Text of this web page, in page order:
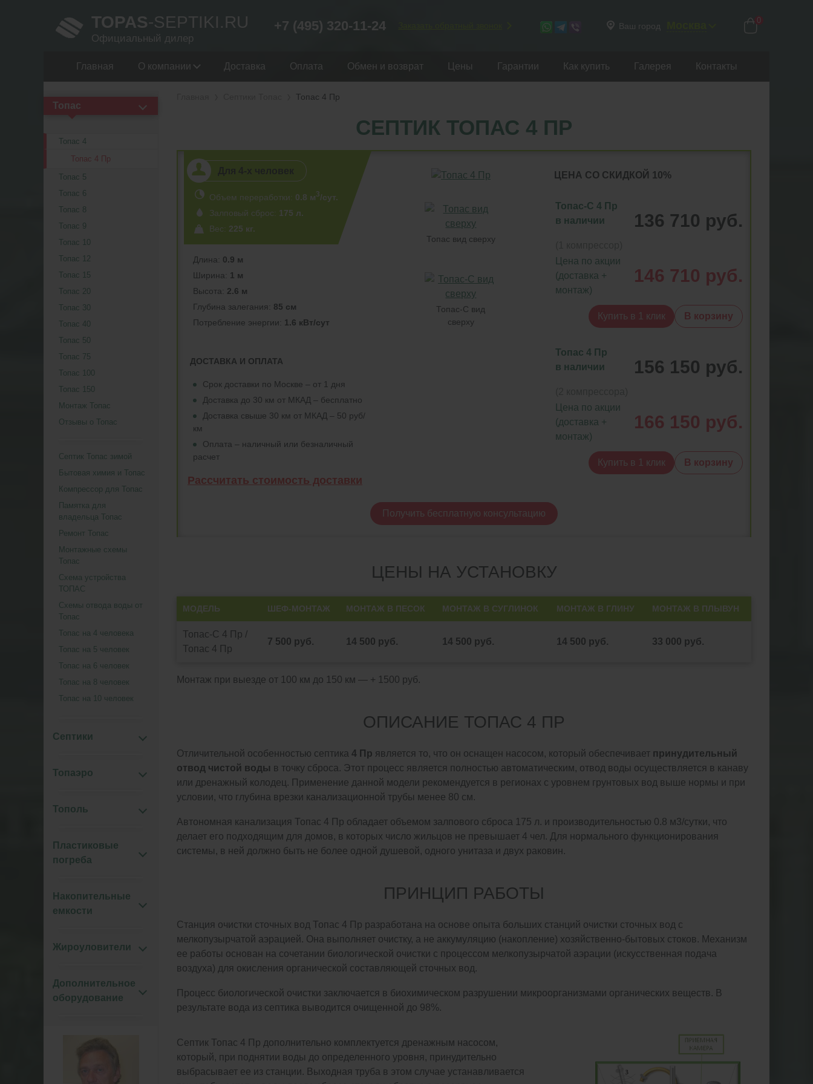
TOPAS-SEPTIKI.RU
Официальный дилер
+7 (495) 320-11-24 Ваш город
0
Главная О компании Доставка Оплата Обмен и возврат Цены Гарантии Как купить Галерея Контакты
Топас
Топас 4
Топас 4 Пр
Топас 5
Топас 6
Топас 8
Топас 9
Топас 10
Топас 12
Топас 15
Топас 20
Топас 30
Топас 40
Топас 50
Топас 75
Топас 100
Топас 150
Монтаж Топас
Отзывы о Топас
Септик Топас зимой
Бытовая химия и Топас
Компрессор для Топас
Памятка для
владельца Топас
Ремонт Топас
Монтажные схемы
Топас
Схема устройства
ТОПАС
Схемы отвода воды от
Топас
Топас на 4 человека
Топас на 5 человек
Топас на 6 человек
Топас на 8 человек
Топас на 10 человек
Септики
Топаэро
Тополь
Пластиковые
погреба
Накопительные
емкости
Жироуловители
Дополнительное
оборудование
Топас 4 Пр
СЕПТИК ТОПАС 4 ПР
ЦЕНА СО СКИДКОЙ 10%
Топас-С 4 Пр
в наличии
136 710 руб.
Цена по акции
(доставка +
монтаж)
146 710 руб.
Купить в 1 клик В корзину
Топас 4 Пр
в наличии
156 150 руб.
Цена по акции
(доставка +
монтаж)
166 150 руб.
Купить в 1 клик В корзину
Объем переработки: 0.8 м3/сут.
Залповый сброс: 175 л.
Вес: 225 кг.
Длина: 0.9 м
Ширина: 1 м
Высота: 2.6 м
Глубина залегания: 85 см
Потреблeние энергии: 1.6 кВт/сут
ДОСТАВКА И ОПЛАТА
Срок доставки по Москве – от 1 дня
Доставка до 30 км от МКАД – бесплатно
Доставка свыше 30 км от МКАД – 50 руб/
км
Оплата – наличный или безналичный
расчет
Рассчитать стоимость доставки
Топас вид сверху
Топас-С вид
сверху
Получить бесплатную консультацию
ЦЕНЫ НА УСТАНОВКУ
МОДЕЛЬ ШЕФ-МОНТАЖ МОНТАЖ В ПЕСОК МОНТАЖ В СУГЛИНОК МОНТАЖ В ГЛИНУ МОНТАЖ В ПЛЫВУН
Топас-С 4 Пр /
Топас 4 Пр
7 500 руб. 14 500 руб. 14 500 руб. 14 500 руб. 33 000 руб.
Монтаж при выезде от 100 км до 150 км — + 1500 руб.
ОПИСАНИЕ ТОПАС 4 ПР
Отличительной особенностью септика 4 Пр является то, что он оснащен насосом, который обеспечивает принудительный
отвод чистой воды в точку сброса. Этот процесс является полностью автоматическим, отвод воды осуществляется в канаву
или дренажный колодец. Применение данной модели рекомендуется в регионах с уровнем грунтовых вод выше нормы и при
условии, что глубина врезки канализационной трубы менее 80 см.
Автономная канализация Топас 4 Пр обладает объемом залпового сброса 175 л. и производительностью 0.8 м3/сутки, что
делает его подходящим для домов, в которых число жильцов не превышает 4 чел. Для нормального функционирования
системы, в ней должно быть не более одной душевой, одного унитаза и двух раковин.
ПРИНЦИП РАБОТЫ
Станция очистки сточных вод Топас 4 Пр разработана на основе опыта больших станций очистки сточных вод с
мелкопузырчатой аэрацией. Она выполняет очистку, а не аккумуляцию (накопление) хозяйственно-бытовых стоков. Механизм
ее работы основан на сочетании биологической очистки с процессом мелкопузырчатой аэрации (искусственная подача
воздуха) для окисления органической составляющей сточных вод.
Процесс биологической очистки заключается в биохимическом разрушении микроорганизмами органических веществ. В
результате вода из септика выводится очищенной до 98%.
Септик Топас 4 Пр дополнительно комплектуется дренажным насосом,
который, при поднятии воды до определенного уровня, принудительно
выбрасывает ее из станции. Выходная труба в этом случае устанавливается